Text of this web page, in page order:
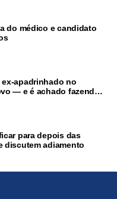
do médico e candidato
apadrinhado no
— e é achado fazendo
para depois das
discutem adiamento